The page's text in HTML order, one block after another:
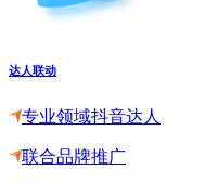
达人联动
专业领域抖音达人
联合品牌推广